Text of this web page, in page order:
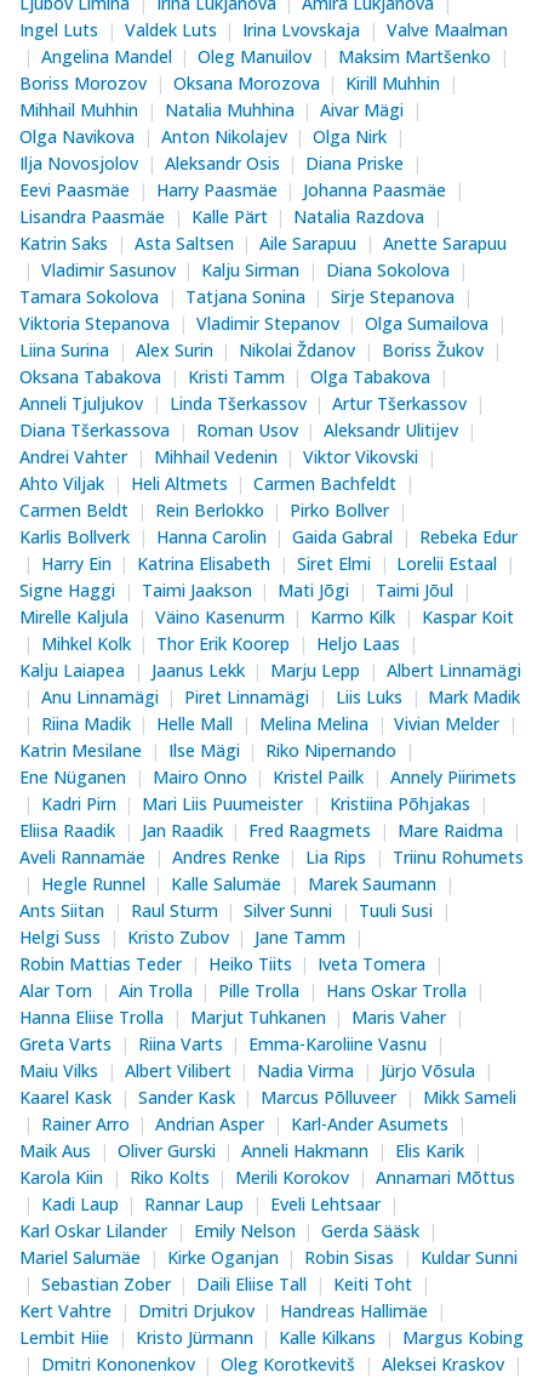
Ingel Luts
Valdek Luts Irina Lvovskaja
Valve Maalman
Angelina Mandel
Oleg Manuilov
Maksim Martšenko
Boriss Morozov
Oksana Morozova
Kirill Muhhin
Mihhail Muhhin
Natalia Muhhina
Aivar Mägi
Olga Navikova
Anton Nikolajev
Olga Nirk
Ilja Novosjolov
Aleksandr Osis
Diana Priske
Eevi Paasmäe
Harry Paasmäe
Johanna Paasmäe
Lisandra Paasmäe
Kalle Pärt
Natalia Razdova
Katrin Saks
Asta Saltsen Aile Sarapuu
Anette Sarapuu
Vladimir Sasunov
Kalju Sirman
Diana Sokolova
Tamara Sokolova
Tatjana Sonina
Sirje Stepanova
Viktoria Stepanova
Vladimir Stepanov
Olga Sumailova
Liina Surina
Alex Surin Nikolai Ždanov
Boriss Žukov
Oksana Tabakova
Kristi Tamm
Olga Tabakova
Anneli Tjuljukov
Linda Tšerkassov
Artur Tšerkassov
Diana Tšerkassova
Roman Usov
Aleksandr Ulitijev
Andrei Vahter
Mihhail Vedenin
Viktor Vikovski
Ahto Viljak
Heli Altmets
Carmen Bachfeldt
Carmen Beldt
Rein Berlokko
Pirko Bollver
Karlis Bollverk
Hanna Carolin Gaida Gabral
Rebeka Edur
Harry Ein
Katrina Elisabeth Siret Elmi
Lorelii Estaal
Signe Haggi
Taimi Jaakson Mati Jõgi
Taimi Jõul
Mirelle Kaljula
Väino Kasenurm Karmo Kilk
Kaspar Koit
Mihkel Kolk
Thor Erik Koorep
Heljo Laas
Kalju Laiapea
Jaanus Lekk Marju Lepp
Albert Linnamägi
Anu Linnamägi
Piret Linnamägi Liis Luks
Mark Madik
Riina Madik
Helle Mall Melina Melina
Vivian Melder
Katrin Mesilane
Ilse Mägi
Riko Nipernando
Ene Nüganen
Mairo Onno Kristel Pailk
Annely Piirimets
Kadri Pirn
Mari Liis Puumeister
Kristiina Põhjakas
Eliisa Raadik
Jan Raadik Fred Raagmets
Mare Raidma
Aveli Rannamäe
Andres Renke Lia Rips
Triinu Rohumets
Hegle Runnel
Kalle Salumäe
Marek Saumann
Ants Siitan
Raul Sturm Silver Sunni
Tuuli Susi
Helgi Suss
Kristo Zubov
Jane Tamm
Robin Mattias Teder
Heiko Tiits
Iveta Tomera
Alar Torn
Ain Trolla Pille Trolla
Hans Oskar Trolla
Hanna Eliise Trolla
Marjut Tuhkanen
Maris Vaher
Greta Varts
Riina Varts
Emma-Karoliine Vasnu
Maiu Vilks
Albert Vilibert Nadia Virma
Jürjo Võsula
Kaarel Kask
Sander Kask Marcus Põlluveer
Mikk Sameli
Rainer Arro
Andrian Asper
Karl-Ander Asumets
Maik Aus
Oliver Gurski Anneli Hakmann
Elis Karik
Karola Kiin
Riko Kolts Merili Korokov
Annamari Mõttus
Kadi Laup
Rannar Laup
Eveli Lehtsaar
Karl Oskar Lilander
Emily Nelson
Gerda Sääsk
Mariel Salumäe
Kirke Oganjan Robin Sisas
Kuldar Sunni
Sebastian Zober
Daili Eliise Tall
Keiti Toht
Kert Vahtre
Dmitri Drjukov
Handreas Hallimäe
Lembit Hiie
Kristo Jürmann Kalle Kilkans
Margus Kobing
Dmitri Kononenkov
Oleg Korotkevitš
Aleksei Kraskov